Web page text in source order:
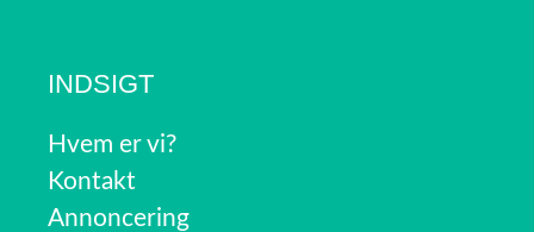
INDSIGT
Hvem er vi?
Kontakt
Annoncering